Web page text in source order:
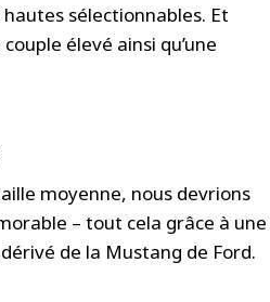
sélectionnables. Et
élevé ainsi qu’une
moyenne, nous devrions
– tout cela grâce à une
de la Mustang de Ford.